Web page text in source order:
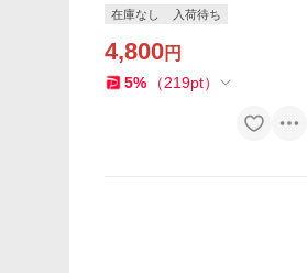
容量 かわいい ミツバチ てん
とう虫
在庫なし 入荷待ち
4,800円
5% （219pt）